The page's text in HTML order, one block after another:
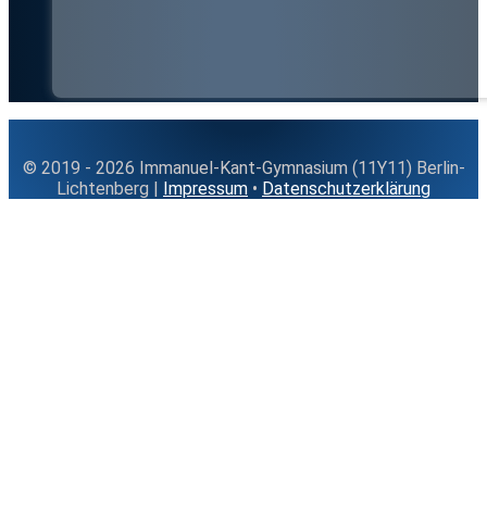
© 2019 - 2026 Immanuel-Kant-Gymnasium (11Y11) Berlin-
Lichtenberg | Impressum • Datenschutzerklärung